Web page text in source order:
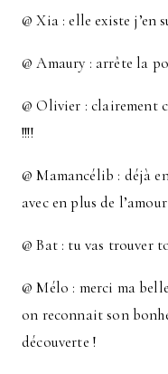
@ Xia : elle existe j’en
@ Amaury : arrête la
@ Olivier : clairement
!!!!
@ Mamancélib : déjà
avec en plus de
@ Bat : tu vas trouver
@ Mélo : merci ma
on reconnait son
découverte !